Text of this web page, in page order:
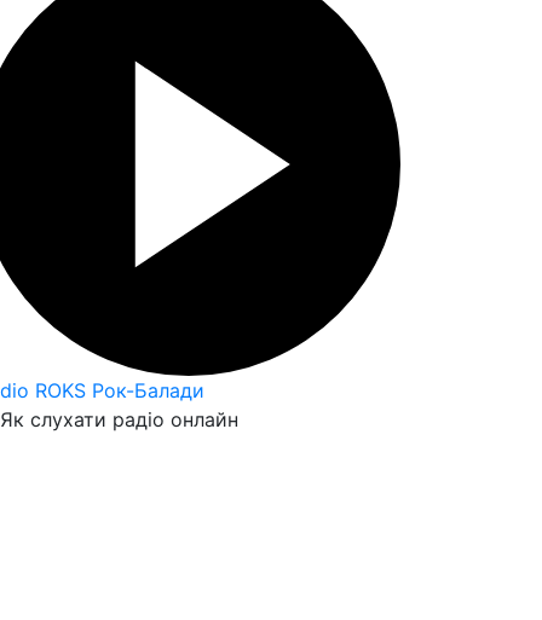
ROKS Рок-Балади
слухати радіо онлайн